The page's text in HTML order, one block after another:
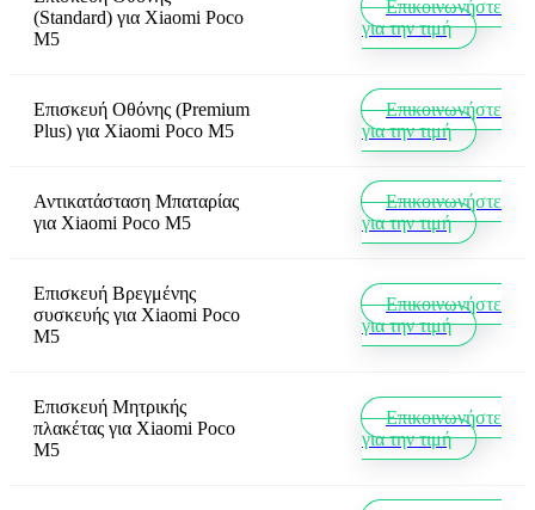
(Standard) για Xiaomi Poco
M5
Επικοινωνήστε
για την τιμή
Επισκευή Οθόνης (Premium
Plus) για Xiaomi Poco M5
Επικοινωνήστε
για την τιμή
Αντικατάσταση Μπαταρίας
για Xiaomi Poco M5
Επικοινωνήστε
για την τιμή
Επισκευή Βρεγμένης
συσκευής για Xiaomi Poco
M5
Επικοινωνήστε
για την τιμή
Επισκευή Μητρικής
πλακέτας για Xiaomi Poco
M5
Επικοινωνήστε
για την τιμή